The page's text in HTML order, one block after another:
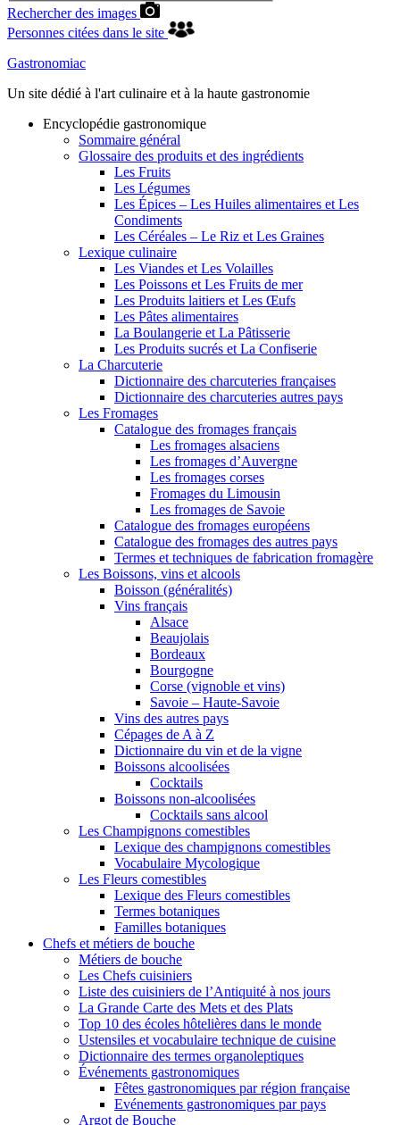
Rechercher des images
Personnes citées dans le site
Gastronomiac
Un site dédié à l'art culinaire et à la haute gastronomie
Encyclopédie gastronomique
Sommaire général
Glossaire des produits et des ingrédients
Les Fruits
Les Légumes
Les Épices – Les Huiles alimentaires et Les
Condiments
Les Céréales – Le Riz et Les Graines
Lexique culinaire
Les Viandes et Les Volailles
Les Poissons et Les Fruits de mer
Les Produits laitiers et Les Œufs
Les Pâtes alimentaires
La Boulangerie et La Pâtisserie
Les Produits sucrés et La Confiserie
La Charcuterie
Dictionnaire des charcuteries françaises
Dictionnaire des charcuteries autres pays
Les Fromages
Catalogue des fromages français
Les fromages alsaciens
Les fromages d’Auvergne
Les fromages corses
Fromages du Limousin
Les fromages de Savoie
Catalogue des fromages européens
Catalogue des fromages des autres pays
Termes et techniques de fabrication fromagère
Les Boissons, vins et alcools
Boisson (généralités)
Vins français
Alsace
Beaujolais
Bordeaux
Bourgogne
Corse (vignoble et vins)
Savoie – Haute-Savoie
Vins des autres pays
Cépages de A à Z
Dictionnaire du vin et de la vigne
Boissons alcoolisées
Cocktails
Boissons non-alcoolisées
Cocktails sans alcool
Les Champignons comestibles
Lexique des champignons comestibles
Vocabulaire Mycologique
Les Fleurs comestibles
Lexique des Fleurs comestibles
Termes botaniques
Familles botaniques
Chefs et métiers de bouche
Métiers de bouche
Les Chefs cuisiniers
Liste des cuisiniers de l’Antiquité à nos jours
La Grande Carte des Mets et des Plats
Top 10 des écoles hôtelières dans le monde
Ustensiles et vocabulaire technique de cuisine
Dictionnaire des termes organoleptiques
Événements gastronomiques
Fêtes gastronomiques par région française
Evénements gastronomiques par pays
Argot de Bouche